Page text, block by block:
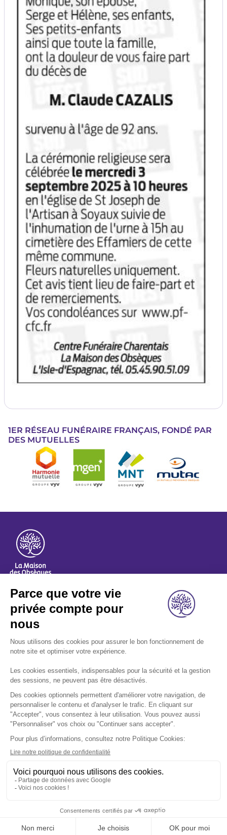
1ER RÉSEAU FUNÉRAIRE FRANÇAIS, FONDÉ PAR
DES MUTUELLES
Image
A propos
Nos métiers
Les indispensables
Nous rejoindre
Nous contacter
Retrouvez-nous sur les réseaux sociaux: